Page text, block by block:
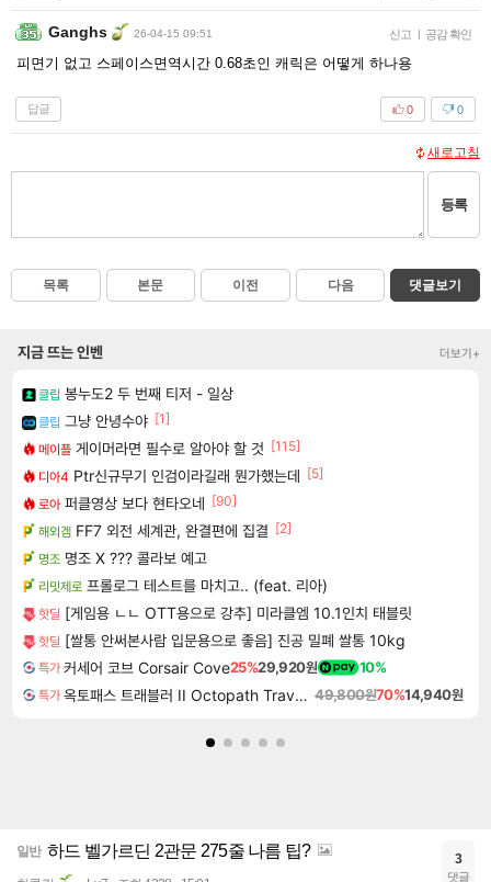
Ganghs 26-04-15 09:51 신고 | 공감 확인
피면기 없고 스페이스면역시간 0.68초인 캐릭은 어떻게 하나용
답글 0
0
새로고침
등록
목록 본문 이전 다음 댓글보기
지금 뜨는 인벤 더보기+
클립 봉누도2 두 번째 티저 - 일상
클립 그냥 안녕수야 [1]
메이플 게이머라면 필수로 알아야 할 것 [115]
디아4 Ptr신규무기 인검이라길래 뭔가했는데 [5]
로아 퍼클영상 보다 현타오네 [90]
해외겜 FF7 외전 세계관, 완결편에 집결 [2]
명조 명조 X ??? 콜라보 예고
리밋제로 프롤로그 테스트를 마치고.. (feat. 리아)
핫딜 [게임용 ㄴㄴ OTT용으로 강추] 미라클엠 10.1인치 태블릿
핫딜 [쌀통 안써본사람 입문용으로 좋음] 진공 밀폐 쌀통 10kg
특가 커세어 코브 Corsair Cove25%29,920원 10%
특가 옥토패스 트래블러 II Octopath Traveler II 49,800원70%14,940원
일반 하드 벨가르딘 2관문 275줄 나름 팁? 3
댓글